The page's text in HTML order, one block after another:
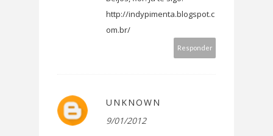
http://indypimenta.blogspot.c
om.br/
Responder
UNKNOWN
9/01/2012